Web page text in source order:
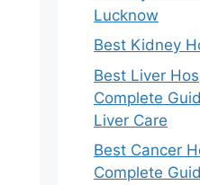
Lucknow
Best Kidney
Best Liver
Complete
Liver Care
Best Cancer
Complete